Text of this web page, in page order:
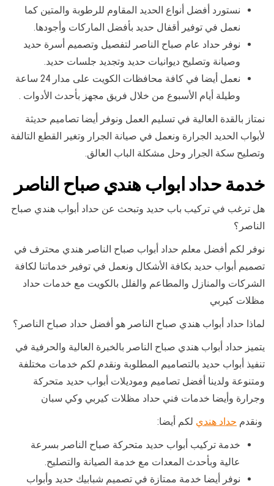
نستورد أفضل أنواع الحديد المقاوم للرطوبة والمتين كما
نعمل في توفير أقفال حديد بأفضل الماركات وأجودها.
نوفر حداد عام صباح الناصر لتفصيل وتصميم أسرة حديد
وصيانة وتصليح ديوانيات حديد وتجديد جلسات حديد.
نعمل أيضا في كافة محافظات الكويت على مدار 24 ساعة
وطيلة أيام الأسبوع من خلال فريق مجهز بأحدث الأدوات .
نمتاز بالقدة العالية في تسليم العمل ونوفر أيضا تصاميم حديثة
لأبواب الحديد الجرارة ونعمل في صيانة الجرار وتغير القطع التالفة
وتصليح سكة الجرار وحل مشكلة الباب العالق.
خدمة حداد ابواب هندي صباح الناصر
هل ترغب في تركيب باب حديد وتبحث عن حداد أبواب هندي صباح
الناصر؟
نوفر لكم أفضل معلم حداد أبواب صباح الناصر هندي محترف في
تصميم أبواب حديد بكافة الأشكال ونعمل في توفير خدماتنا لكافة
الشركات والمنازل والمطاعم والفلل بالكويت مع خدمات حداد
مظلات كيربي
لماذا حداد أبواب هندي صباح الناصر هو أفضل حداد صباح الناصر؟
يتميز حداد أبواب هندي صباح الناصر بالخبرة العالية والحرفية في
تنفيذ أبواب حديد بالتصاميم المطلوبة ونقدم لكم خدمات مختلفة
ومتنوعة ولدينا أفضل تصاميم وموديلات أبواب حديد متحركة
وجرارة وأيضا خدمات فني حداد مظلات كيربي وكي سبان
ونقدم حداد هندي لكم أيضا:
خدمة تركيب أبواب حديد متحركة صباح الناصر بسرعة
عالية وبأحدث المعدات مع خدمة الصيانة والتصليح.
نوفر أيضا خدمة ممتازة في تصميم شبابيك حديد وأبواب